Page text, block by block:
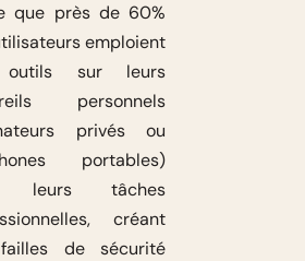
que près de 60%
emploient
sur leurs
personnels
privés ou
portables)
leurs tâches
créant
de sécurité